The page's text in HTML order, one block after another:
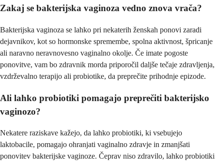
Zakaj se bakterijska vaginoza vedno znova vrača?
Bakterijska vaginoza se lahko pri nekaterih ženskah ponovi zaradi
dejavnikov, kot so hormonske spremembe, spolna aktivnost, špricanje
ali naravno neravnovesno vaginalno okolje. Če imate pogoste
ponovitve, vam bo zdravnik morda priporočil daljše tečaje zdravljenja,
vzdrževalno terapijo ali probiotike, da preprečite prihodnje epizode.
Ali lahko probiotiki pomagajo preprečiti bakterijsko
vaginozo?
Nekatere raziskave kažejo, da lahko probiotiki, ki vsebujejo
laktobacile, pomagajo ohranjati vaginalno zdravje in zmanjšati
ponovitev bakterijske vaginoze. Čeprav niso zdravilo, lahko probiotiki